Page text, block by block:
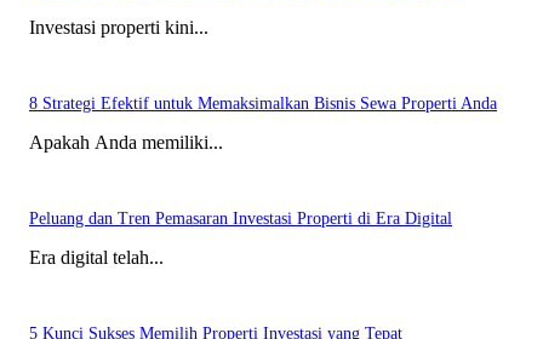
Investasi properti kini...
8 Strategi Efektif untuk Memaksimalkan Bisnis Sewa Properti Anda
Apakah Anda memiliki...
Peluang dan Tren Pemasaran Investasi Properti di Era Digital
Era digital telah...
5 Kunci Sukses Memilih Properti Investasi yang Tepat